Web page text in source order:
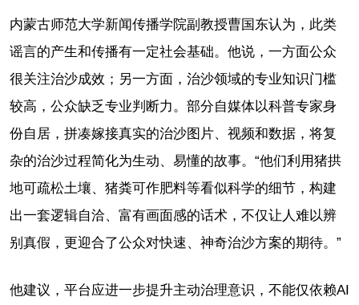
内蒙古师范大学新闻传播学院副教授曹国东认为，此类
谣言的产生和传播有一定社会基础。他说，一方面公众
很关注治沙成效；另一方面，治沙领域的专业知识门槛
较高，公众缺乏专业判断力。部分自媒体以科普专家身
份自居，拼凑嫁接真实的治沙图片、视频和数据，将复
杂的治沙过程简化为生动、易懂的故事。“他们利用猪拱
地可疏松土壤、猪粪可作肥料等看似科学的细节，构建
出一套逻辑自洽、富有画面感的话术，不仅让人难以辨
别真假，更迎合了公众对快速、神奇治沙方案的期待。”
他建议，平台应进一步提升主动治理意识，不能仅依赖AI